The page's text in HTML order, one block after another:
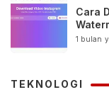
Cara
1 bulan
TEKNOLOGI